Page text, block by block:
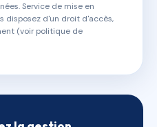
Service de mise en
disposez d'un droit d'accès,
(voir politique de